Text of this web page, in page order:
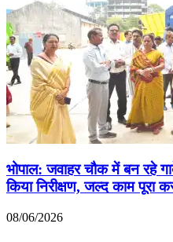
भोपाल: जवाहर चौक में बन रहे
किया निरीक्षण, जल्द काम पूरा
08/06/2026